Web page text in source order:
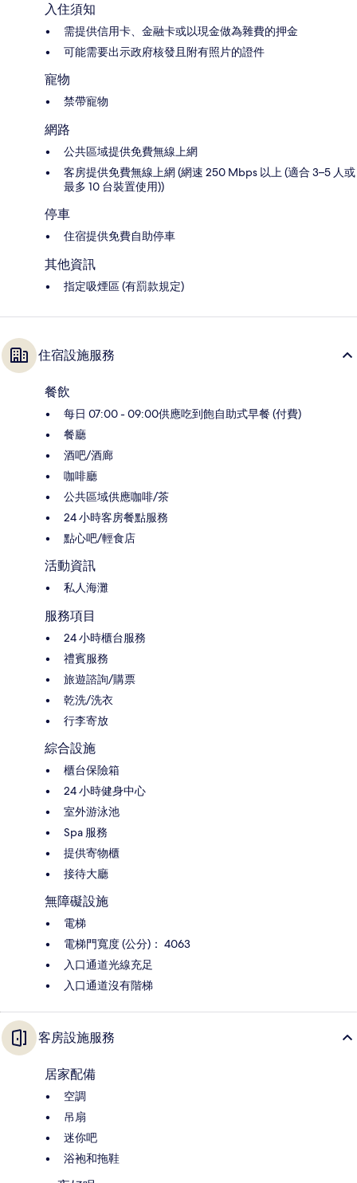
入住須知
需提供信用卡、金融卡或以現金做為雜費的押金
可能需要出示政府核發且附有照片的證件
寵物
禁帶寵物
網路
公共區域提供免費無線上網
客房提供免費無線上網 (網速 250 Mbps 以上 (適合 3–5 人或
最多 10 台裝置使用))
停車
住宿提供免費自助停車
其他資訊
指定吸煙區 (有罰款規定)
住宿設施服務
餐飲
每日 07:00 - 09:00供應吃到飽自助式早餐 (付費)
餐廳
酒吧/酒廊
咖啡廳
公共區域供應咖啡/茶
24 小時客房餐點服務
點心吧/輕食店
活動資訊
私人海灘
服務項目
24 小時櫃台服務
禮賓服務
旅遊諮詢/購票
乾洗/洗衣
行李寄放
綜合設施
櫃台保險箱
24 小時健身中心
室外游泳池
Spa 服務
提供寄物櫃
接待大廳
無障礙設施
電梯
電梯門寬度 (公分)： 4063
入口通道光線充足
入口通道沒有階梯
客房設施服務
居家配備
空調
吊扇
迷你吧
浴袍和拖鞋